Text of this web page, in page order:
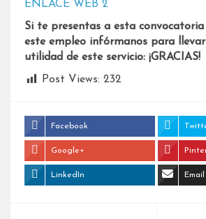
ENLACE WEB 2
Si te presentas a esta convocatoria
este empleo infórmanos para
utilidad de este servicio: ¡GRACIAS!
Post Views: 232
Facebook
Google+
LinkedIn Email